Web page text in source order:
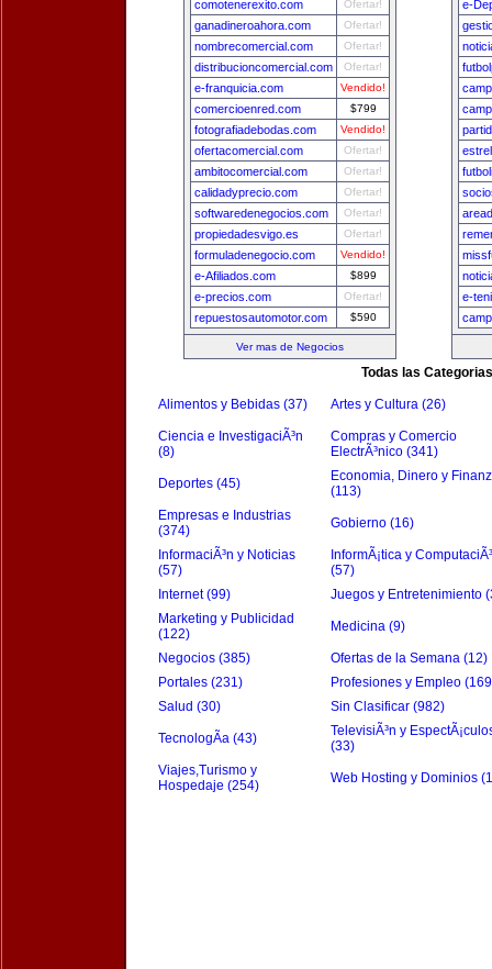
comotenerexito.com Ofertar!
ganadineroahora.com Ofertar!
nombrecomercial.com Ofertar!
distribucioncomercial.com Ofertar!
e-franquicia.com Vendido!
comercioenred.com $799
fotografiadebodas.com Vendido!
ofertacomercial.com Ofertar!
ambitocomercial.com Ofertar!
calidadyprecio.com Ofertar!
softwaredenegocios.com Ofertar!
propiedadesvigo.es Ofertar!
formuladenegocio.com Vendido!
e-Afiliados.com $899
e-precios.com Ofertar!
repuestosautomotor.com $590
Ver mas de Negocios
e-
e-
Todas las Categorias
Alimentos y Bebidas (37) Artes y Cultura (26)
Ciencia e InvestigaciÃ³n
(8)
Compras y Comercio
ElectrÃ³nico (341)
Deportes (45)
Economia, Dinero y
(113)
Empresas e Industrias
(374)
Gobierno (16)
InformaciÃ³n y Noticias
(57)
InformÃ¡tica y
(57)
Internet (99)
Juegos y Entretenimiento
Marketing y Publicidad
(122)
Medicina (9)
Negocios (385)
Ofertas de la Semana (12)
Portales (231)
Profesiones y Empleo
Salud (30)
Sin Clasificar (982)
TecnologÃ­a (43)
TelevisiÃ³n y
(33)
Viajes,Turismo y
Hospedaje (254)
Web Hosting y Dominios